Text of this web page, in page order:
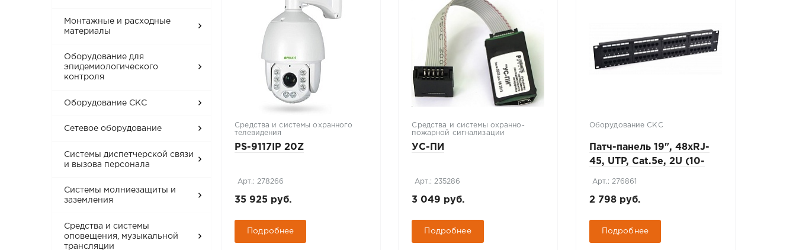
Монтажные и расходные
материалы
Оборудование для
эпидемиологического
контроля
Оборудование СКС
Сетевое оборудование
Системы диспетчерской связи
и вызова персонала
Системы молниезащиты и
заземления
Средства и системы
оповещения, музыкальной
трансляции
Электрооборудование
шторками ETIKA,
226 руб.
Подробнее
Средства и системы охранного
телевидения
PS-9117IP 20Z
Арт.: 278266
35 925 руб.
Подробнее
Средства и системы охранно-
пожарной сигнализации
УС-ПИ
Арт.: 235286
3 049 руб.
Подробнее
Оборудование СКС
Патч-панель 19", 48хRJ-
45, UTP, Cat.5e, 2U (10-
Арт.: 276861
2 798 руб.
Подробнее